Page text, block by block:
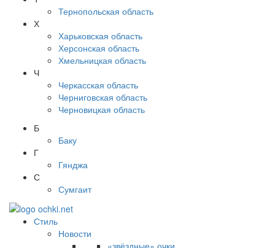
Тернопольская область
Х
Харьковская область
Херсонская область
Хмельницкая область
Ч
Черкасская область
Черниговская область
Черновицкая область
Б
Баку
Г
Гянджа
С
Сумгаит
Стиль
Новости